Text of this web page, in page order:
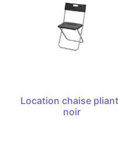
Location chaise
noir